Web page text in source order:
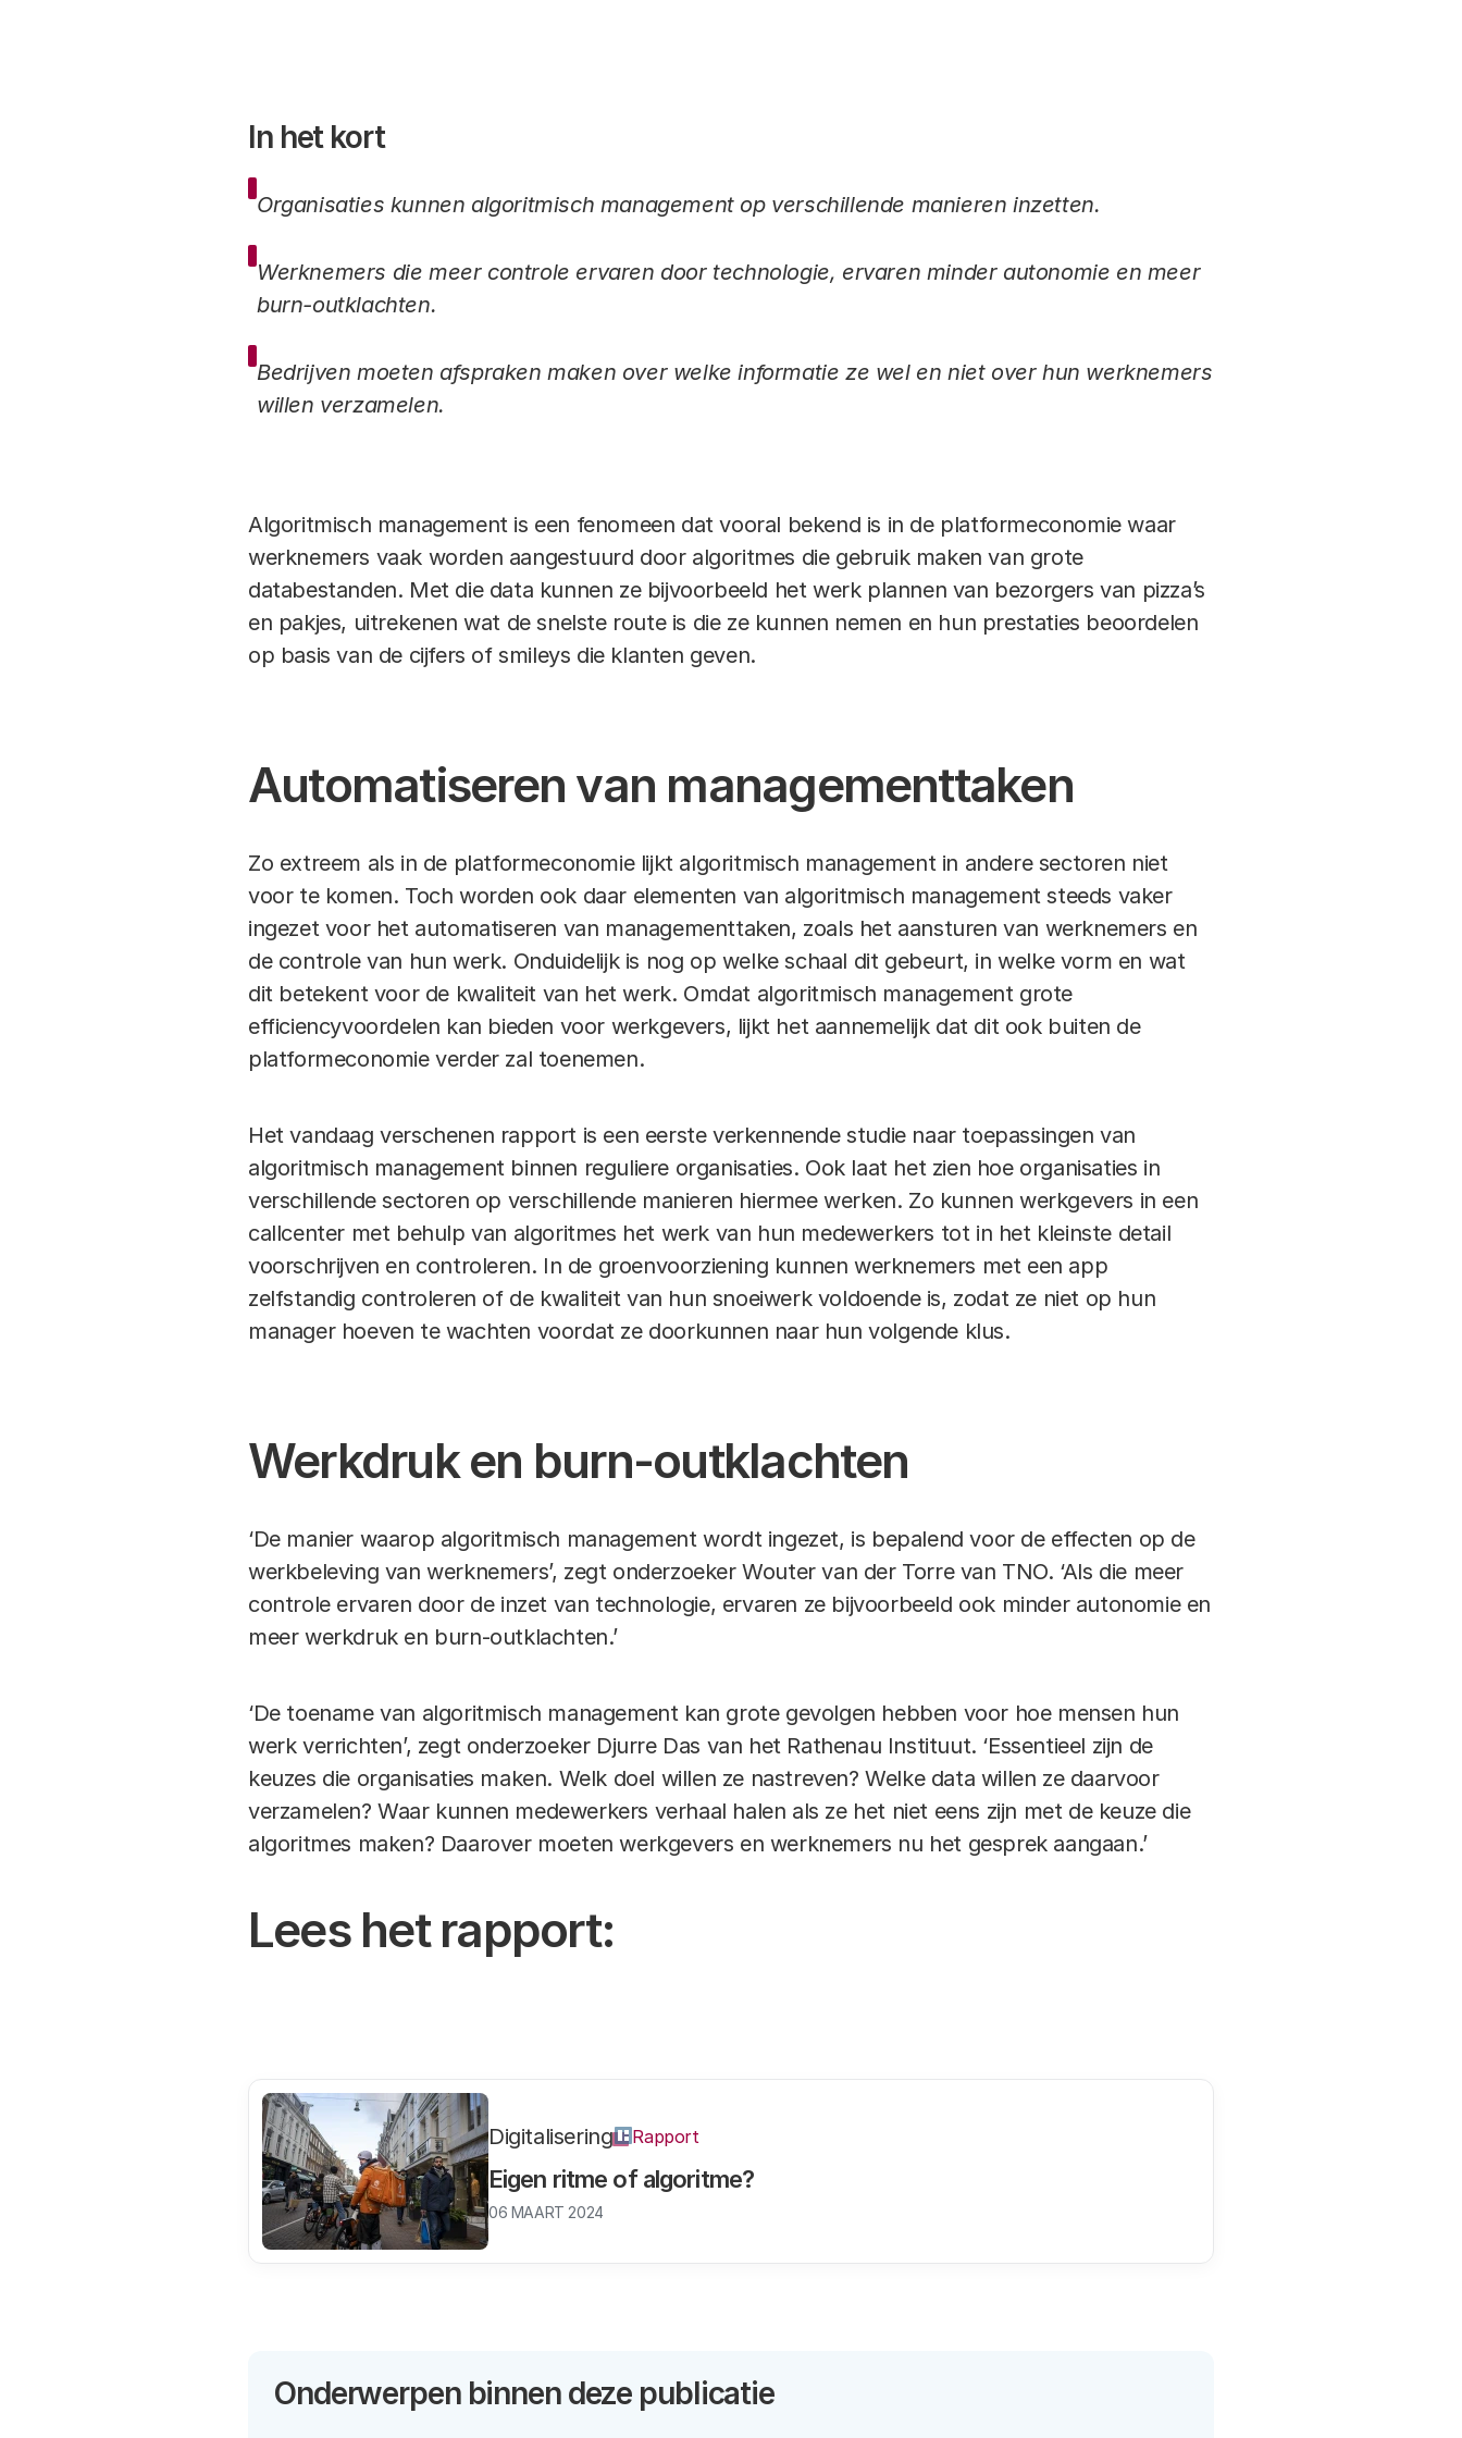
In het kort
Organisaties kunnen algoritmisch management op verschillende manieren inzetten.
Werknemers die meer controle ervaren door technologie, ervaren minder autonomie en meer
burn-outklachten.
Bedrijven moeten afspraken maken over welke informatie ze wel en niet over hun werknemers
willen verzamelen.
Algoritmisch management is een fenomeen dat vooral bekend is in de platformeconomie waar
werknemers vaak worden aangestuurd door algoritmes die gebruik maken van grote
databestanden. Met die data kunnen ze bijvoorbeeld het werk plannen van bezorgers van pizza’s
en pakjes, uitrekenen wat de snelste route is die ze kunnen nemen en hun prestaties beoordelen
op basis van de cijfers of smileys die klanten geven.
Automatiseren van managementtaken
Zo extreem als in de platformeconomie lijkt algoritmisch management in andere sectoren niet
voor te komen. Toch worden ook daar elementen van algoritmisch management steeds vaker
ingezet voor het automatiseren van managementtaken, zoals het aansturen van werknemers en
de controle van hun werk. Onduidelijk is nog op welke schaal dit gebeurt, in welke vorm en wat
dit betekent voor de kwaliteit van het werk. Omdat algoritmisch management grote
efficiencyvoordelen kan bieden voor werkgevers, lijkt het aannemelijk dat dit ook buiten de
platformeconomie verder zal toenemen.
Het vandaag verschenen rapport is een eerste verkennende studie naar toepassingen van
algoritmisch management binnen reguliere organisaties. Ook laat het zien hoe organisaties in
verschillende sectoren op verschillende manieren hiermee werken. Zo kunnen werkgevers in een
callcenter met behulp van algoritmes het werk van hun medewerkers tot in het kleinste detail
voorschrijven en controleren. In de groenvoorziening kunnen werknemers met een app
zelfstandig controleren of de kwaliteit van hun snoeiwerk voldoende is, zodat ze niet op hun
manager hoeven te wachten voordat ze doorkunnen naar hun volgende klus.
Werkdruk en burn-outklachten
‘De manier waarop algoritmisch management wordt ingezet, is bepalend voor de effecten op de
werkbeleving van werknemers’, zegt onderzoeker Wouter van der Torre van TNO. ‘Als die meer
controle ervaren door de inzet van technologie, ervaren ze bijvoorbeeld ook minder autonomie en
meer werkdruk en burn-outklachten.’
‘De toename van algoritmisch management kan grote gevolgen hebben voor hoe mensen hun
werk verrichten’, zegt onderzoeker Djurre Das van het Rathenau Instituut. ‘Essentieel zijn de
keuzes die organisaties maken. Welk doel willen ze nastreven? Welke data willen ze daarvoor
verzamelen? Waar kunnen medewerkers verhaal halen als ze het niet eens zijn met de keuze die
algoritmes maken? Daarover moeten werkgevers en werknemers nu het gesprek aangaan.’
Lees het rapport:
Eigen ritme of algoritme?
Digitalisering Rapport
06 MAART 2024
Onderwerpen binnen deze publicatie